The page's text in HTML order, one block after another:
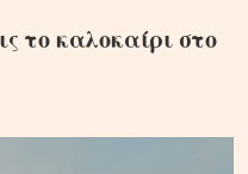
το καλοκαίρι στο